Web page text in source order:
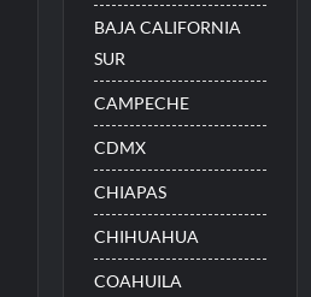
BAJA CALIFORNIA
SUR
CAMPECHE
CDMX
CHIAPAS
CHIHUAHUA
COAHUILA